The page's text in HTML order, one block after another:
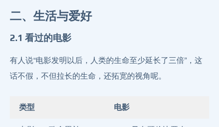
二、生活与爱好
2.1 看过的电影
有人说“电影发明以后，人类的生命至少延长了三倍”，这
话不假，不但拉长的生命，还拓宽的视角呢。
类型 电影